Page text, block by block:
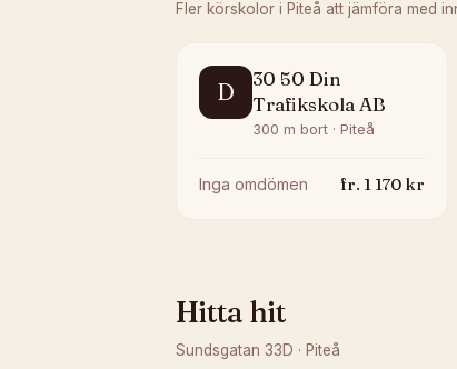
Fler körskolor i Piteå att jämföra med
D
30 50 Din
Trafikskola AB
300 m bort · Piteå
Inga omdömen fr. 1 170 kr
Hitta hit
Sundsgatan 33D · Piteå